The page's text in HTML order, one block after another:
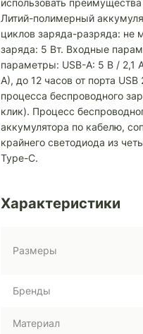
использовать
Литий-полимерный
циклов заряда-разряда: не
заряда: 5 Вт. Входные
параметры: USB-A: 5 В / 2,1
А), до 12 часов от порта
процесса беспроводного
клик). Процесс
аккумулятора по кабелю,
крайнего светодиода из
Type-C.
Характеристики
Размеры
Бренды
Материал